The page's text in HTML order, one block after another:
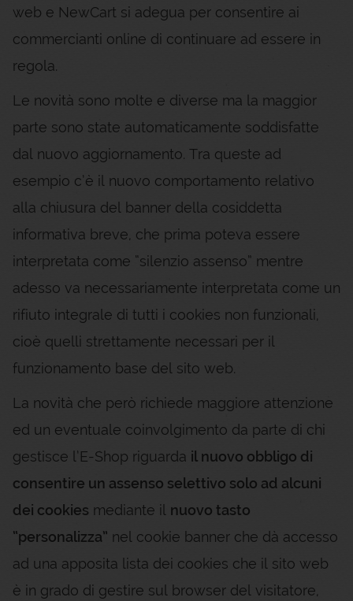
web e NewCart si adegua per consentire ai
commercianti online di continuare ad essere in
regola.
Le novità sono molte e diverse ma la maggior
parte sono state automaticamente soddisfatte
dal nuovo aggiornamento. Tra queste ad
esempio c’è il nuovo comportamento relativo
alla chiusura del banner della cosiddetta
informativa breve, che prima poteva essere
interpretata come “silenzio assenso” mentre
adesso va necessariamente interpretata come un
rifiuto integrale di tutti i cookies non funzionali,
cioè quelli strettamente necessari per il
funzionamento base del sito web.
La novità che però richiede maggiore attenzione
ed un eventuale coinvolgimento da parte di chi
gestisce l’E-Shop riguarda il nuovo obbligo di
consentire un assenso selettivo solo ad alcuni
dei cookies mediante il nuovo tasto
“personalizza” nel cookie banner che dà accesso
ad una apposita lista dei cookies che il sito web
è in grado di gestire sul browser del visitatore,